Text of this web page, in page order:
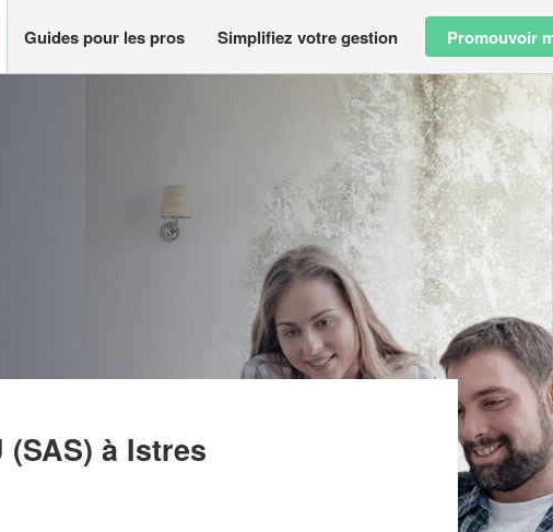
Guides pour les pros Simplifiez votre gestion Promouvoir
(SAS) à Istres